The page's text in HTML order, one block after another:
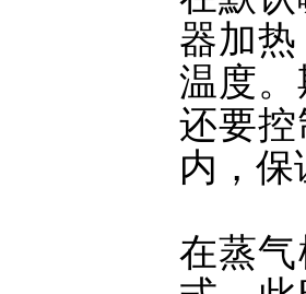
器加
温度
还要
内，保
在蒸